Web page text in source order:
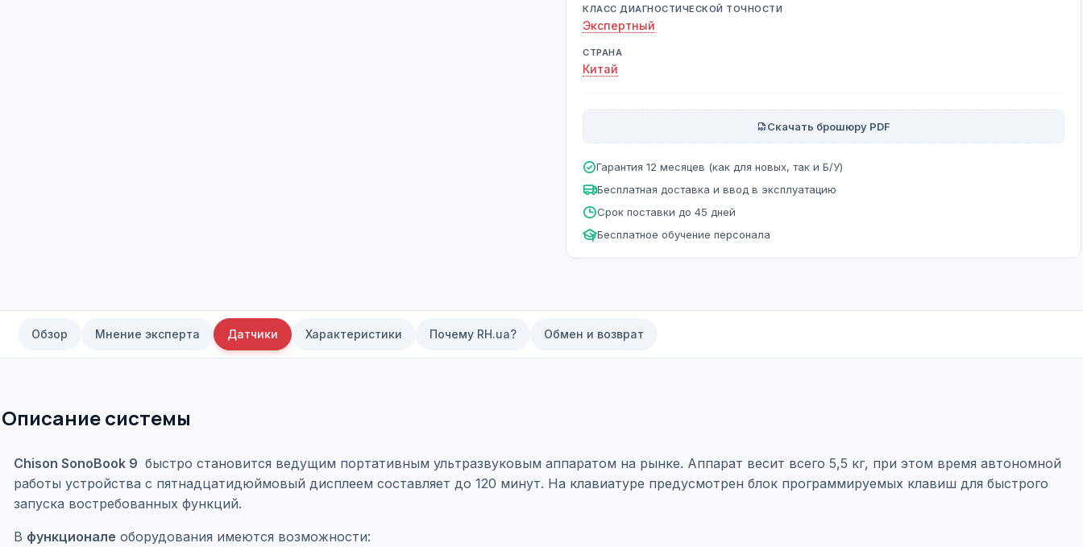
КЛАСС ДИАГНОСТИЧЕСКОЙ ТОЧНОСТИ
Экспертный
СТРАНА
Китай
Скачать брошюру PDF
Гарантия 12 месяцев (как для новых, так и Б/У)
Бесплатная доставка и ввод в эксплуатацию
Срок поставки до 45 дней
Бесплатное обучение персонала
Обзор Мнение эксперта Датчики Характеристики Почему RH.ua? Обмен и возврат
Описание системы
Chison SonoBook 9 быстро становится ведущим портативным ультразвуковым аппаратом на рынке. Аппарат весит всего 5,5 кг, при этом время автономной
работы устройства с пятнадцатидюймовый дисплеем составляет до 120 минут. На клавиатуре предусмотрен блок программируемых клавиш для быстрого
запуска востребованных функций.
В функционале оборудования имеются возможности: